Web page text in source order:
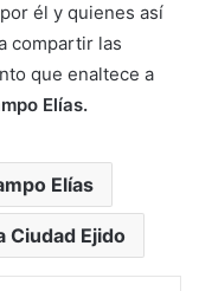
él y quienes así
compartir las
que enaltece a
Elías.
Elías
Ciudad Ejido